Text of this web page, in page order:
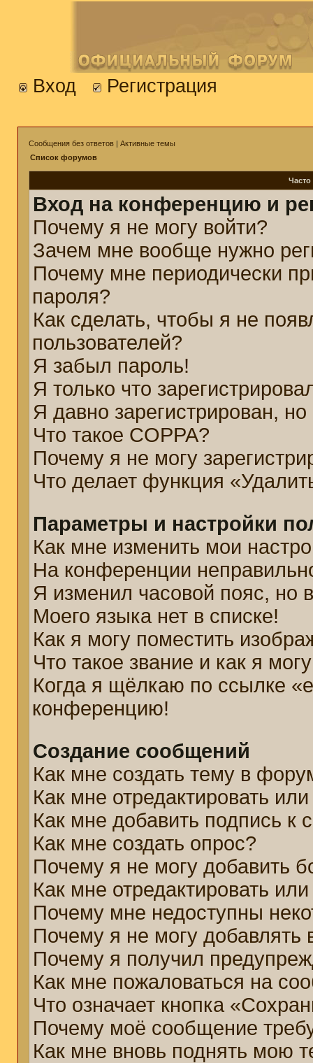
Вход Регистрация
Сообщения без ответов | Активные темы
Список форумов
Вход на конференцию и
Почему я не могу войти?
Зачем мне вообще нужно
Почему мне периодически
пароля?
Как сделать, чтобы я не
пользователей?
Я забыл пароль!
Я только что
Я давно зарегистрирован,
Что такое COPPA?
Почему я не могу
Что делает функция
Параметры и настройки
Как мне изменить мои
На конференции
Я изменил часовой пояс, но
Моего языка нет в списке!
Как я могу поместить
Что такое звание и как я
Когда я щёлкаю по ссылке
конференцию!
Создание сообщений
Как мне создать тему в
Как мне отредактировать
Как мне добавить подпись
Как мне создать опрос?
Почему я не могу добавить
Как мне отредактировать
Почему мне недоступны
Почему я не могу добавлять
Почему я получил
Как мне пожаловаться на
Что означает кнопка
Почему моё сообщение
Как мне вновь поднять мою